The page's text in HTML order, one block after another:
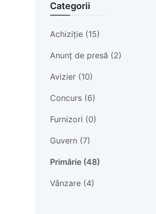
Categorii
Achiziție (15)
Anunț de presă (2)
Avizier (10)
Concurs (6)
Furnizori (0)
Guvern (7)
Primărie (48)
Vânzare (4)